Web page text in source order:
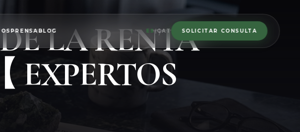
PRENSA BLOG ES|CAT SOLICITAR CONSULTA
LA RENTA
EXPERTOS